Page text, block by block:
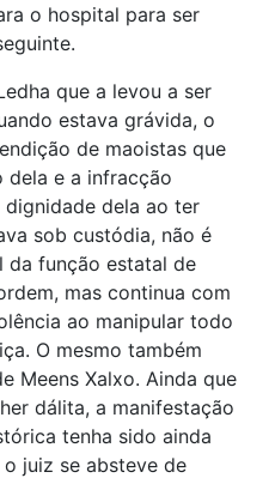
o hospital para ser
que a levou a ser
estava grávida, o
de maoistas que
e a infracção
dela ao ter
sob custódia, não é
da função estatal de
mas continua com
ao manipular todo
O mesmo também
Meens Xalxo. Ainda que
dálita, a manifestação
tenha sido ainda
juiz se absteve de